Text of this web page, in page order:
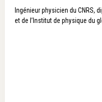
Ingénieur physicien du CNRS,
et de l’Institut de physique du